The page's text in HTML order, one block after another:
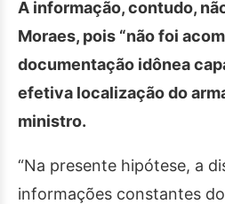
A informação, contudo,
Moraes, pois “não foi
documentação idônea
efetiva localização do
ministro.
“Na presente hipótese, a
informações constantes